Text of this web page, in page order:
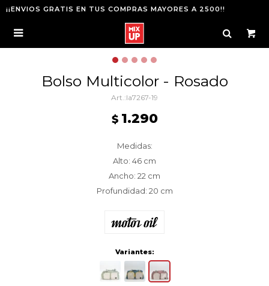
¡¡ENVIOS GRATIS EN TUS COMPRAS MAYORES A 2500!!

Bolso Multicolor - Rosado
la7267-19
$ 1.290
Medidas:
Alto: 46 cm
Ancho: 22 cm
Profundidad: 20 cm
Variantes: